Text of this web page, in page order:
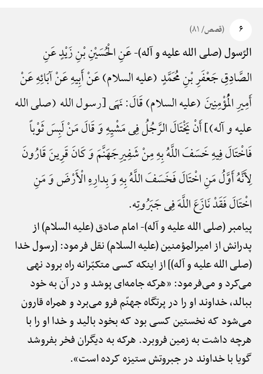
۶ (قصص/ ۸۱)
الرّسول (صلی الله علیه و آله)-عَنِ الْحُسَیْنِ بْنِ زَیْدٍ عَنِ
الصَّادِقِ جَعْفَرِ بْنِ مُحَمَّدٍ (علیه السلام) عَنْ أَبِیهِ عَنْ آبَائِهِ عَنْ
أَمِیرِ الْمُؤْمِنِینَ (علیه السلام) قَالَ: نَهَی {رسول الله (صلی الله
علیه و آله)} أَنْ یَخْتَالَ الرَّجُلُ فِی مَشْیِهِ وَ قَالَ مَنْ لَبِسَ ثَوْباً
فَاخْتَالَ فِیهِ خَسَفَ اللَّهُ بِهِ مِنْ شَفِیرِجَهَنَّمَ وَ کَانَ قَرِینَ قَارُونَ
لِأَنَّهُ أَوَّلُ مَنِ اخْتَالَ فَخَسَفَ اللَّهُ بِهِ وَ بِدارِهِ الْأَرْضَ وَ مَنِ
اخْتَالَ فَقَدْ نَازَعَ اللَّهَ فِی جَبَرُوتِه.
پیامبر (صلی الله علیه و آله)-امام صادق (علیه السلام) از
پدرانش از امیرالمؤمنین (علیه السلام) نقل فرمود: [رسول خدا
(صلی الله علیه و آله)] از اینکه کسی متکبّرانه راه برود نهی
می‌کرد و می‌فرمود: «هرکه جامه‌ای پوشد و در آن به خود
ببالد، خداوند او را در پرتگاه جهنّم فرو می‌برد و همراه قارون
می‌شود که نخستین کسی بود که بخود بالید و خدا او را با
هرچه داشت به زمین فروبرد. هرکه به دیگران فخر بفروشد
گویا با خداوند در جبروتش ستیزه کرده است».